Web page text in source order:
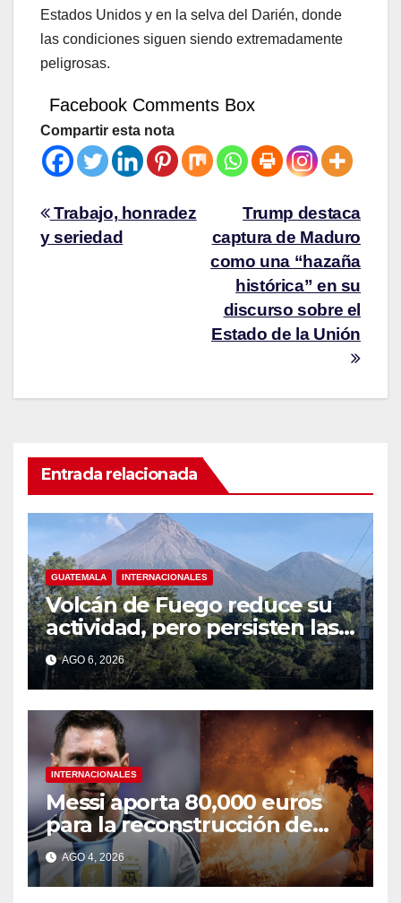
Estados Unidos y en la selva del Darién, donde
las condiciones siguen siendo extremadamente
peligrosas.
Facebook Comments Box
Compartir esta nota
Trump destaca
captura de Maduro
como una “hazaña
histórica” en su
discurso sobre el
Estado de la Unión
Trabajo, honradez
y seriedad
Entrada relacionada
GUATEMALA INTERNACIONALES
Volcán de Fuego reduce su
actividad, pero persisten las
alertas
AGO 6, 2026
INTERNACIONALES
Messi aporta 80,000 euros
para la reconstrucción de
zonas afectadas por incendio
en Madrid
AGO 4, 2026